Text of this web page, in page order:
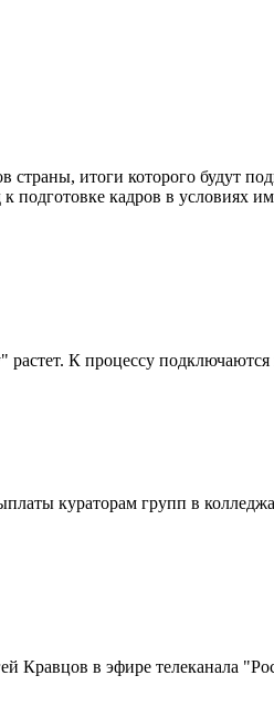
итоги которого будут
подготовке кадров в условиях
К процессу подключаются
кураторам групп в
Кравцов в эфире телеканала